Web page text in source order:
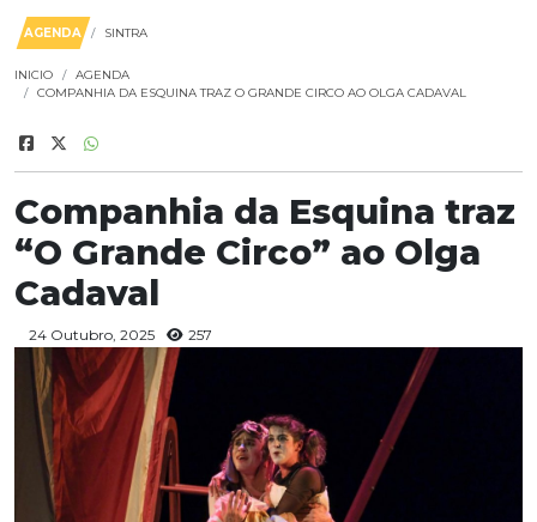
AGENDA SINTRA
INICIO
AGENDA
COMPANHIA DA ESQUINA TRAZ O GRANDE CIRCO AO OLGA CADAVAL
Companhia da Esquina traz
“O Grande Circo” ao Olga
Cadaval
24 Outubro, 2025 257